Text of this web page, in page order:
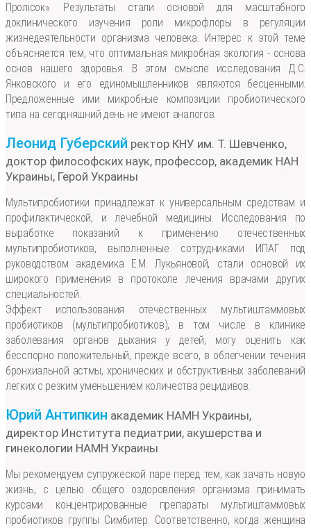
Пролісок». Результаты стали основой для масштабного
доклинического изучения роли микрофлоры в регуляции
жизнедеятельности организма человека. Интерес к этой теме
объясняется тем, что оптимальная микробная экология - основа
основ нашего здоровья. В этом смысле исследования Д.С.
Янковского и его единомышленников являются бесценными.
Предложенные ими микробные композиции пробиотического
типа на сегодняшний день не имеют аналогов.
Леонид Губерский ректор КНУ им. Т. Шевченко,
доктор философских наук, профессор, академик НАН
Украины, Герой Украины
Мультипробиотики принадлежат к универсальным средствам и
профилактической, и лечебной медицины. Исследования по
выработке показаний к применению отечественных
мультипробиотиков, выполненные сотрудниками ИПАГ под
руководством академика Е.М. Лукьяновой, стали основой их
широкого применения в протоколе лечения врачами других
специальностей.
Эффект использования отечественных мультиштаммовых
пробиотиков (мультипробиотиков), в том числе в клинике
заболевания органов дыхания у детей, могу оценить как
бесспорно положительный, прежде всего, в облегчении течения
бронхиальной астмы, хронических и обструктивных заболеваний
легких с резким уменьшением количества рецидивов.
Юрий Антипкин академик НАМН Украины,
директор Института педиатрии, акушерства и
гинекологии НАМН Украины
Мы рекомендуем супружеской паре перед тем, как зачать новую
жизнь, с целью общего оздоровления организма принимать
курсами концентрированные препараты мультиштаммовых
пробиотиков группы Симбитер. Соответственно, когда женщина